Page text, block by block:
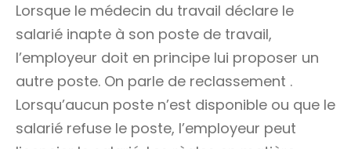
Lorsque le médecin du travail déclare le
salarié inapte à son poste de travail,
l’employeur doit en principe lui proposer un
autre poste. On parle de reclassement .
Lorsqu’aucun poste n’est disponible ou que le
salarié refuse le poste, l’employeur peut